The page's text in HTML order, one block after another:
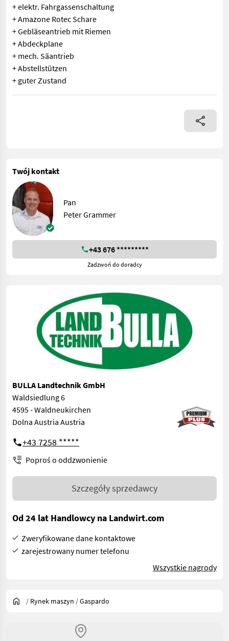
+ elektr. Fahrgassenschaltung
+ Amazone Rotec Schare
+ Gebläseantrieb mit Riemen
+ Abdeckplane
+ mech. Säantrieb
+ Abstellstützen
+ guter Zustand
MASCHIO / GASPARDO Säkombination + Maschio
Twój kontakt
Pan
Peter Grammer
+43 676 *********
Zadzwoń do doradcy
BULLA Landtechnik GmbH
Waldsiedlung 6
4595 - Waldneukirchen
Dolna Austria Austria
+43 7258 *****
Poproś o oddzwonienie
Szczegóły sprzedawcy
Od 24 lat Handlowcy na Landwirt.com
Zweryfikowane dane kontaktowe
zarejestrowany numer telefonu
Wszystkie nagrody
/ Rynek maszyn /Gaspardo